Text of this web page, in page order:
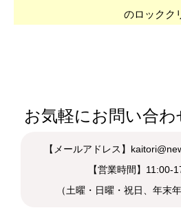
のロックク
お気軽にお問い合
【メールアドレス】
【営業時間】11:00-
（土曜・日曜・祝日、年末